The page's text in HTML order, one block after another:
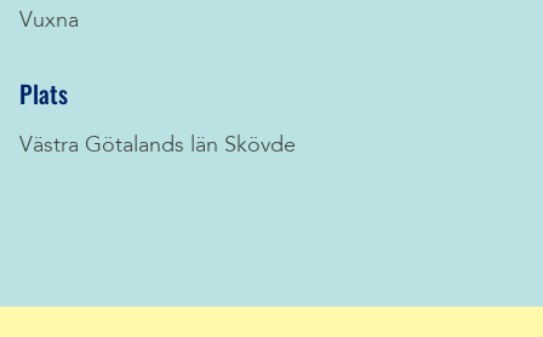
Vuxna
Plats
Västra Götalands län Skövde